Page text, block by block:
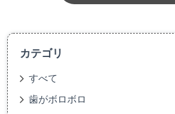
カテゴリ
すべて
歯がボロボロ